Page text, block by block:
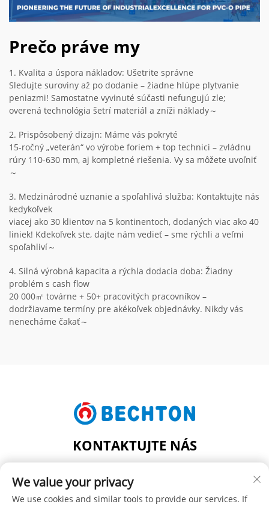
Prečo práve my
1. Kvalita a úspora nákladov: Ušetrite správne
Sledujte suroviny až po dodanie – žiadne hlúpe plytvanie
peniazmi! Samostatne vyvinuté súčasti nefungujú zle;
overená technológia šetrí materiál a zníži náklady～
2. Prispôsobený dizajn: Máme vás pokryté
15-ročný „veterán“ vo výrobe foriem + top technici – zvládnu
rúry 110-630 mm, aj kompletné riešenia. Vy sa môžete uvoľniť
～
3. Medzinárodné uznanie a spoľahlivá služba: Kontaktujte nás
kedykoľvek
viacej ako 30 klientov na 5 kontinentoch, dodaných viac ako 40
liniek! Kdekoľvek ste, dajte nám vedieť – sme rýchli a veľmi
spoľahliví～
4. Silná výrobná kapacita a rýchla dodacia doba: Žiadny
problém s cash flow
20 000㎡ továrne + 50+ pracovitých pracovníkov –
dodržiavame termíny pre akékoľvek objednávky. Nikdy vás
nenecháme čakať～
KONTAKTUJTE NÁS
ZHANGJIAGANG CITY, PROVINCIA JIANGSU, ČÍNA
Tel.:+86-13962240078
We value your privacy
We use cookies and similar tools to provide our services. If